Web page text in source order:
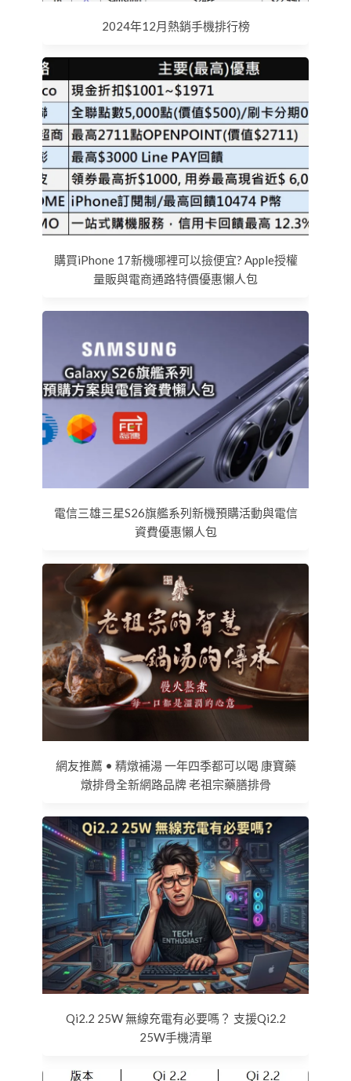
2024年12月熱銷手機排行榜
購買iPhone 17新機哪裡可以撿便宜? Apple授權
量販與電商通路特價優惠懶人包
電信三雄三星S26旗艦系列新機預購活動與電信
資費優惠懶人包
網友推薦 • 精燉補湯 一年四季都可以喝 康寶藥
燉排骨全新網路品牌 老祖宗藥膳排骨
Qi2.2 25W 無線充電有必要嗎？ 支援Qi2.2
25W手機清單